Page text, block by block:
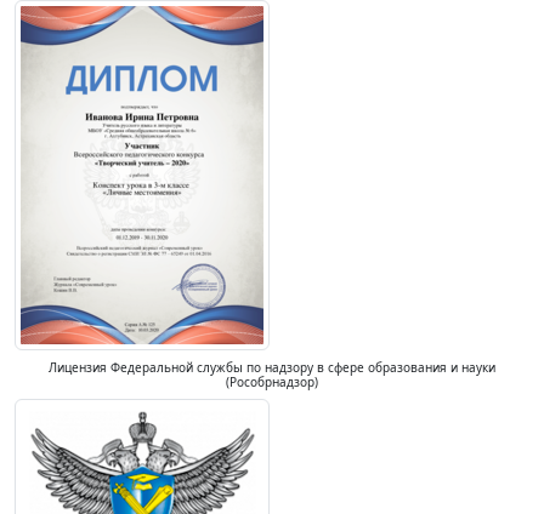
Лицензия Федеральной службы по надзору в сфере образования и науки
(Рособрнадзор)